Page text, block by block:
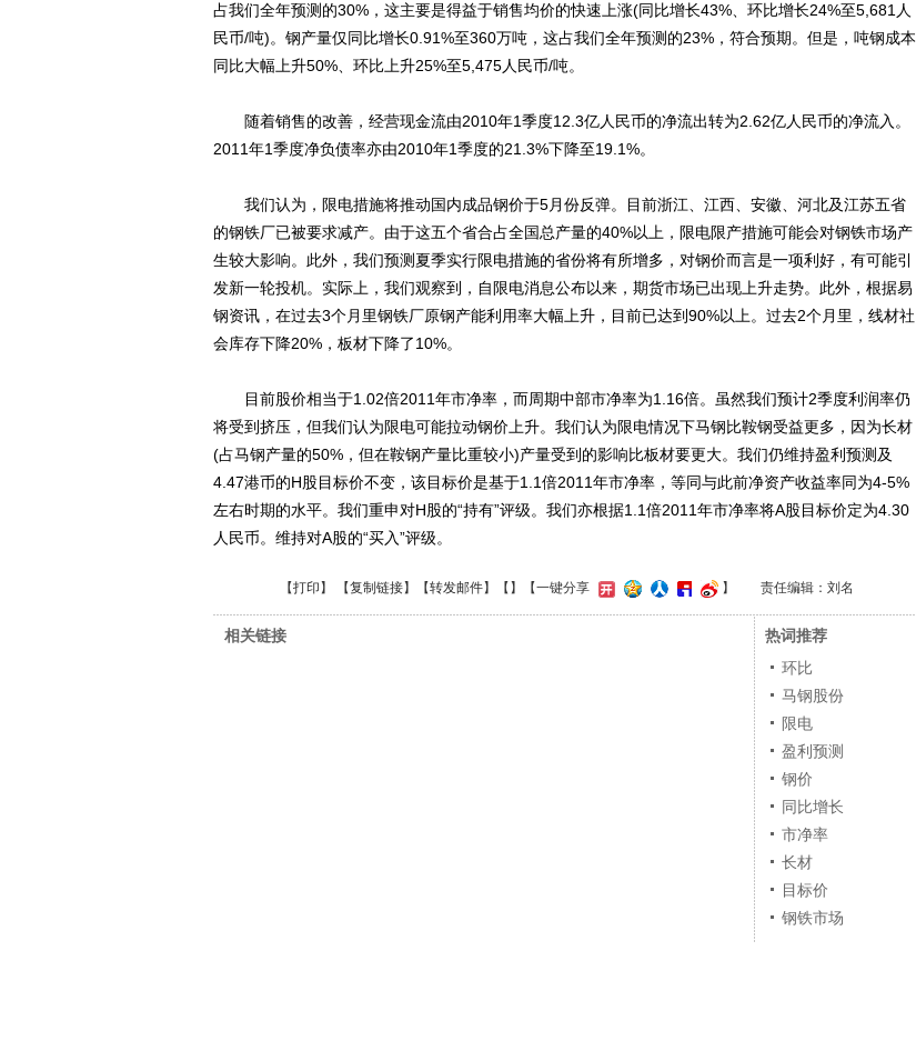
占我们全年预测的30%，这主要是得益于销售均价的快速上涨(同比增长43%、环比增长24%至5,681人
民币/吨)。钢产量仅同比增长0.91%至360万吨，这占我们全年预测的23%，符合预期。但是，吨钢成本
同比大幅上升50%、环比上升25%至5,475人民币/吨。
随着销售的改善，经营现金流由2010年1季度12.3亿人民币的净流出转为2.62亿人民币的净流入。
2011年1季度净负债率亦由2010年1季度的21.3%下降至19.1%。
我们认为，限电措施将推动国内成品钢价于5月份反弹。目前浙江、江西、安徽、河北及江苏五省
的钢铁厂已被要求减产。由于这五个省合占全国总产量的40%以上，限电限产措施可能会对钢铁市场产
生较大影响。此外，我们预测夏季实行限电措施的省份将有所增多，对钢价而言是一项利好，有可能引
发新一轮投机。实际上，我们观察到，自限电消息公布以来，期货市场已出现上升走势。此外，根据易
钢资讯，在过去3个月里钢铁厂原钢产能利用率大幅上升，目前已达到90%以上。过去2个月里，线材社
会库存下降20%，板材下降了10%。
目前股价相当于1.02倍2011年市净率，而周期中部市净率为1.16倍。虽然我们预计2季度利润率仍
将受到挤压，但我们认为限电可能拉动钢价上升。我们认为限电情况下马钢比鞍钢受益更多，因为长材
(占马钢产量的50%，但在鞍钢产量比重较小)产量受到的影响比板材要更大。我们仍维持盈利预测及
4.47港币的H股目标价不变，该目标价是基于1.1倍2011年市净率，等同与此前净资产收益率同为4-5%
左右时期的水平。我们重申对H股的“持有”评级。我们亦根据1.1倍2011年市净率将A股目标价定为4.30
人民币。维持对A股的“买入”评级。
【打印 】 【复制链接】【转发邮件】【 】 【一键分享 】 责任编辑：刘名
相关链接
热词推荐
环比
马钢股份
限电
盈利预测
钢价
同比增长
市净率
长材
目标价
钢铁市场